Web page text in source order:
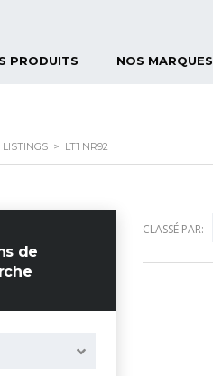
PRODUITS NOS MARQUES
LISTINGS > LT1 NR92
de
CLASSÉ PAR: